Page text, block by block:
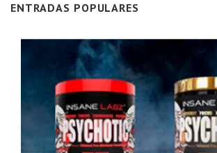
ENTRADAS POPULARES